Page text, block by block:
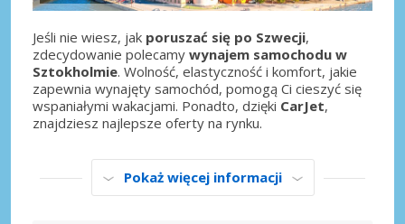
Jeśli nie wiesz, jak poruszać się po Szwecji,
zdecydowanie polecamy wynajem samochodu w
Sztokholmie. Wolność, elastyczność i komfort, jakie
zapewnia wynajęty samochód, pomogą Ci cieszyć się
wspaniałymi wakacjami. Ponadto, dzięki CarJet,
znajdziesz najlepsze oferty na rynku.
Pokaż więcej informacji